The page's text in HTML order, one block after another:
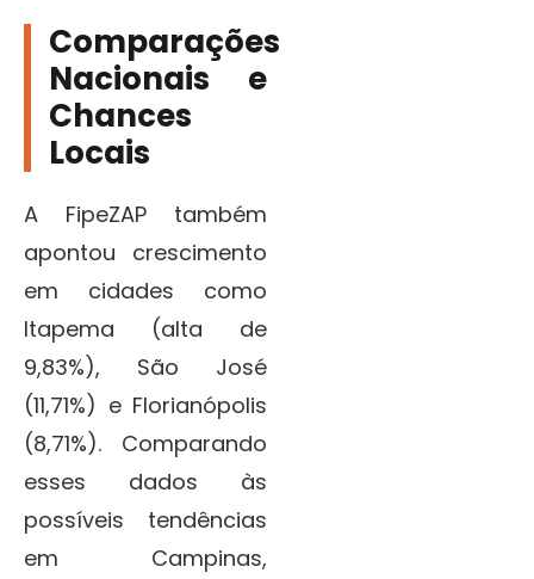
Comparações
Nacionais e
Chances
Locais
A FipeZAP também
apontou crescimento
em cidades como
Itapema (alta de
9,83%), São José
(11,71%) e Florianópolis
(8,71%). Comparando
esses dados às
possíveis tendências
em Campinas,